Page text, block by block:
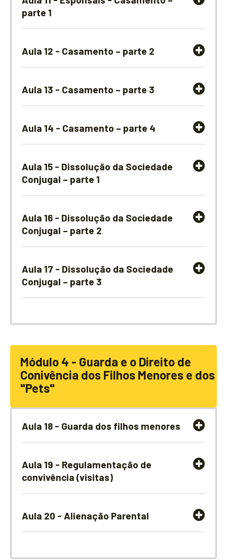
parte 1
Aula 12 - Casamento – parte 2
Aula 13 - Casamento – parte 3
Aula 14 - Casamento – parte 4
Aula 15 - Dissolução da Sociedade
Conjugal – parte 1
Aula 16 - Dissolução da Sociedade
Conjugal – parte 2
Aula 17 - Dissolução da Sociedade
Conjugal – parte 3
Módulo 4 - Guarda e o Direito de
Conivência dos Filhos Menores e dos
"Pets"
Aula 18 - Guarda dos filhos menores
Aula 19 - Regulamentação de
convivência (visitas)
Aula 20 - Alienação Parental